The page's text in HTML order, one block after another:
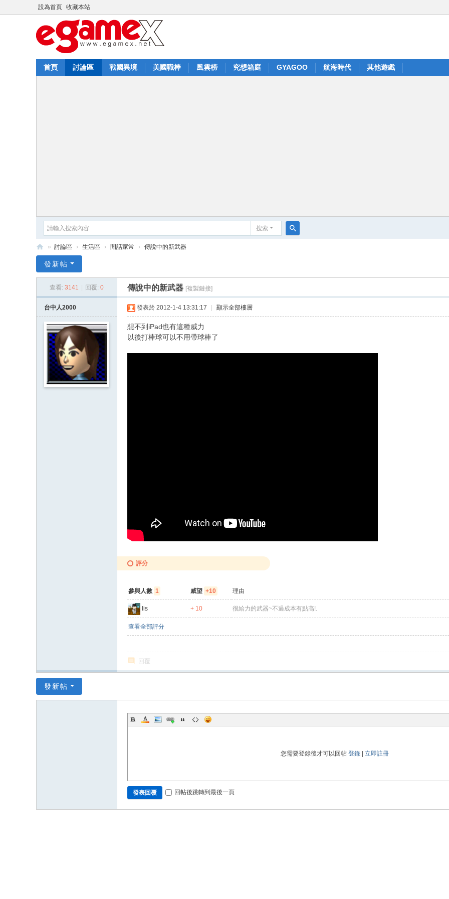
設為首頁 收藏本站
首頁 討論區 戰國異境 美國職棒 風雲榜 究想箱庭 GYAGOO 航海時代 其他遊戲
搜索
G
» 討論區 › 生活區 › 閒話家常 › 傳說中的新武器
發新帖
查看: 3141 回覆: 0 傳說中的新武器 [複製鏈接]
台中人2000 發表於 2012-1-4 13:31:17 顯示全部樓層
想不到iPad也有這種威力
以後打棒球可以不用帶球棒了
評分
參與人數 1 威望 +10 理由
lis + 10 很給力的武器~不過成本有點高!.
查看全部評分
回覆
發新帖
您需要登錄後才可以回帖 登錄| 立即註冊
發表回覆 回帖後跳轉到最後一頁